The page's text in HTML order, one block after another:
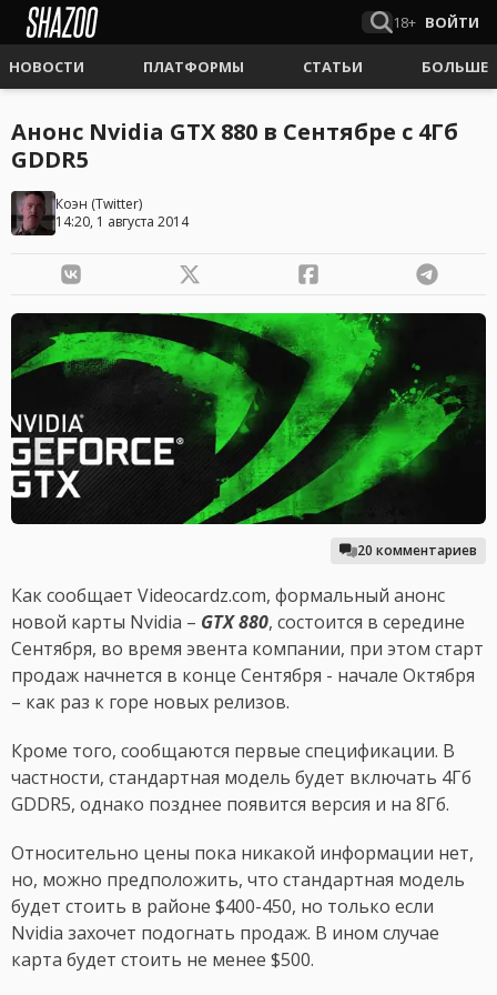
18+ ВОЙТИ
НОВОСТИ ПЛАТФОРМЫ СТАТЬИ БОЛЬШЕ
Анонс Nvidia GTX 880 в Сентябре с 4Гб
GDDR5
Коэн (Twitter)
14:20, 1 августа 2014
20 комментариев
Как сообщает Videocardz.com, формальный анонс
новой карты Nvidia – GTX 880, состоится в середине
Сентября, во время эвента компании, при этом старт
продаж начнется в конце Сентября - начале Октября
– как раз к горе новых релизов.
Кроме того, сообщаются первые спецификации. В
частности, стандартная модель будет включать 4Гб
GDDR5, однако позднее появится версия и на 8Гб.
Относительно цены пока никакой информации нет,
но, можно предположить, что стандартная модель
будет стоить в районе $400-450, но только если
Nvidia захочет подогнать продаж. В ином случае
карта будет стоить не менее $500.